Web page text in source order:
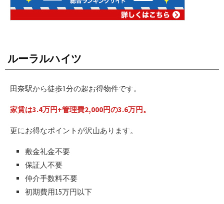
ルーラルハイツ
田奈駅から徒歩1分の超お得物件です。
家賃は3.4万円+管理費2,000円の3.6万円。
更にお得なポイントが沢山あります。
敷金礼金不要
保証人不要
仲介手数料不要
初期費用15万円以下